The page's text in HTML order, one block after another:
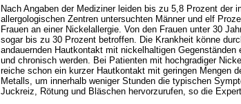
Nach Angaben der Mediziner leiden bis zu 5,8 Prozent der
allergologischen Zentren untersuchten Männer und elf
Frauen an einer Nickelallergie. Von den Frauen unter 30
sogar bis zu 30 Prozent betroffen. Die Krankheit könne
andauernden Hautkontakt mit nickelhaltigen Gegenständen
und chronisch werden. Bei Patienten mit hochgradiger
reiche schon ein kurzer Hautkontakt mit geringen Mengen
Metalls, um innerhalb weniger Stunden die typischen
Juckreiz, Rötung und Bläschen hervorzurufen, so die